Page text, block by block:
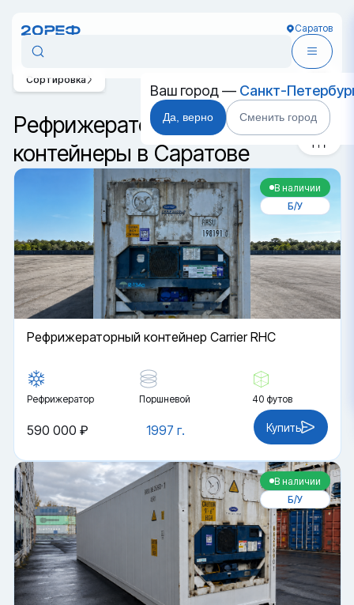
Саратов
Ваш город — Санкт-
Да, верно Сменить город
Рефрижераторные
контейнеры в Саратове
Сортировка
В наличии
Б/У
Рефрижераторный контейнер Carrier RHC
Рефрижератор Поршневой 40 футов
1997 г.
590 000 ₽ Купить
В наличии
Б/У